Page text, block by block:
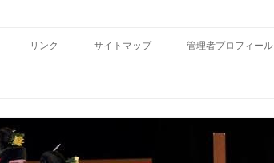
ン
ッ
リンク サイトマップ 管理者プロフィール